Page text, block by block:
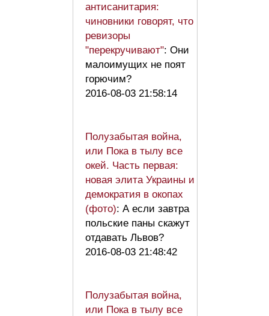
антисанитария:
чиновники говорят, что
ревизоры
"перекручивают": Они
малоимущих не поят
горючим?
2016-08-03 21:58:14
Полузабытая война,
или Пока в тылу все
окей. Часть первая:
новая элита Украины и
демократия в окопах
(фото): А если завтра
польские паны скажут
отдавать Львов?
2016-08-03 21:48:42
Полузабытая война,
или Пока в тылу все